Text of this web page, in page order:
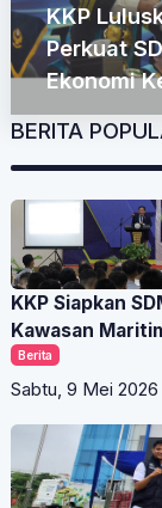
KKP
Perkuat
Ekonomi
BERITA
KKP Siapkan
Kawasan
Berita
Sabtu, 9 Mei 2026